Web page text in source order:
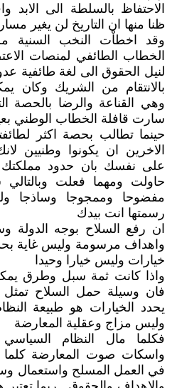
الاحتفاظ بالسلطة الى الابد
ظنا منها ان التاريخ لن يغير
وقد اخطاْت النخب السنية
الخطاب الطائفي لمنصات
لنيل الحقوق الى لغة طائفية
بالانتقام من الشريك وكان
وهي القناعة والرضا بالحصة
سارت قافلة الخطاب الوطني
حينما تطالب بحصة اكثر
الاخرين ان يكونوا وطنيين
على نفسك بان حدود مملكتك
حاولت ومهما فعلت
مفضوحا وممجوجا وساذجا
رسمتها انت بيدك
ان رفع السلاح بوجه الدولة
واهداف مرسومة وليس غاية
خيارات وليس خيارا وحيدا
واذا كانت ثمة سبل وطرق
فان وسيلة حمل السلاح تمثل
يحدد الخيارات هو طبيعة
وليس مزاج وعقلية المعارضة
فكلما مال النظام السياسي
واسكات صوت المعارضة
في العمل المسلح واستعمال